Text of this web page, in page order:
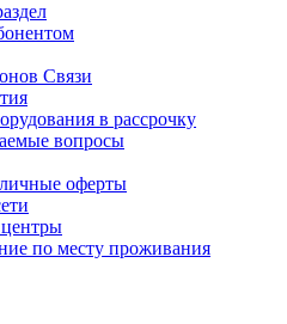
Связи
в рассрочку
вопросы
оферты
по месту проживания